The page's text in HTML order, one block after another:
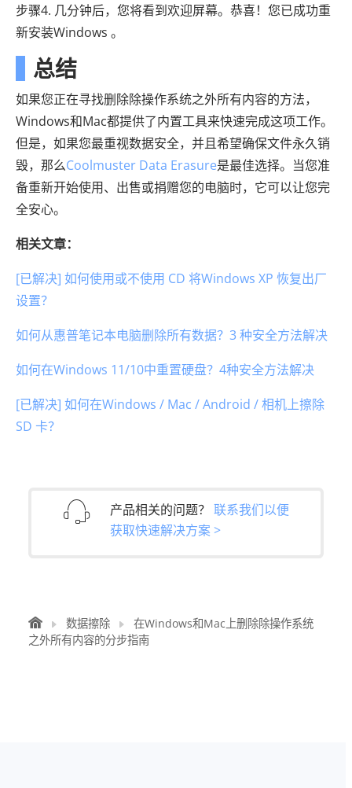
步骤4. 几分钟后，您将看到欢迎屏幕。恭喜！您已成功重
新安装Windows 。
总结
如果您正在寻找删除除操作系统之外所有内容的方法，
Windows和Mac都提供了内置工具来快速完成这项工作。
但是，如果您最重视数据安全，并且希望确保文件永久销
毁，那么Coolmuster Data Erasure是最佳选择。当您准
备重新开始使用、出售或捐赠您的电脑时，它可以让您完
全安心。
相关文章：
[已解决] 如何使用或不使用 CD 将Windows XP 恢复出厂
设置？
如何从惠普笔记本电脑删除所有数据？3 种安全方法解决
如何在Windows 11/10中重置硬盘？4种安全方法解决
[已解决] 如何在Windows / Mac / Android / 相机上擦除
SD 卡？
产品相关的问题？ 联系我们以便
获取快速解决方案 >
数据擦除
在Windows和Mac上删除除操作系统
之外所有内容的分步指南